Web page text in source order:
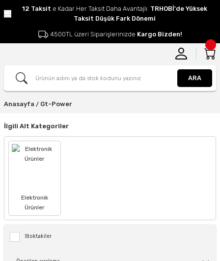
12 Taksit e Kadar Her Taksit Daha Avantajlı. TRHOBİ'de Yüksek
Taksit Düşük Fark Dönemi
4500TL üzeri Siparişlerinizde Kargo Bizden!
ARA
Anasayfa Gt-Power
İlgili Alt Kategoriler
Elektronik
Ürünler
Stoktakiler